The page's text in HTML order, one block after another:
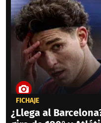
FICHAJE
¿Llega al